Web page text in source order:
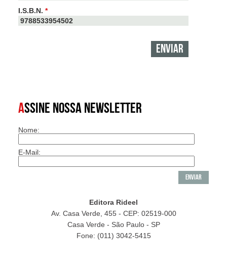
I.S.B.N. *
ASSINE NOSSA NEWSLETTER
Nome:
E-Mail:
Editora Rideel
Av. Casa Verde, 455 - CEP: 02519-000
Casa Verde - São Paulo - SP
Fone: (011) 3042-5415